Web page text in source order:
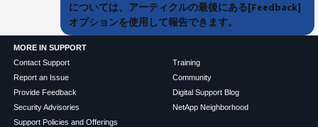
については、アーティクルの最後にある[Feedback]
オプションを使用して報告できます。
MORE IN SUPPORT
Contact Support
Report an Issue
Provide Feedback
Security Advisories
Support Policies and Offerings
Training
Community
Digital Support Blog
NetApp Neighborhood